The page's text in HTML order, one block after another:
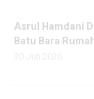
Asrul Hamdani
Batu Bara